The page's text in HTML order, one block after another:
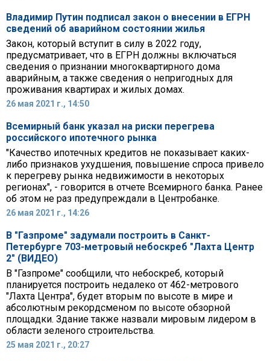
Владимир Путин подписал закон о внесении в ЕГРН
сведений об аварийном состоянии жилья
Закон, который вступит в силу в 2022 году,
предусматривает, что в ЕГРН должны включаться
сведения о признании многоквартирного дома
аварийным, а также сведения о непригодных для
проживания квартирах и жилых домах.
26 мая 2021 г., 14:50
Всемирный банк указал на риски перегрева
российского ипотечного рынка
"Качество ипотечных кредитов не показывает каких-
либо признаков ухудшения, повышение спроса привело
к перегреву рынка недвижимости в некоторых
регионах", - говорится в отчете Всемирного банка. Ранее
об этом не раз предупреждали в Центробанке.
26 мая 2021 г., 14:26
В "Газпроме" задумали построить в Санкт-
Петербурге 703-метровый небоскреб "Лахта Центр
2" (ВИДЕО)
В "Газпроме" сообщили, что небоскреб, который
планируется построить недалеко от 462-метрового
"Лахта Центра", будет вторым по высоте в мире и
абсолютным рекордсменом по высоте обзорной
площадки. Здание также назвали мировым лидером в
области зеленого строительства.
25 мая 2021 г., 20:27